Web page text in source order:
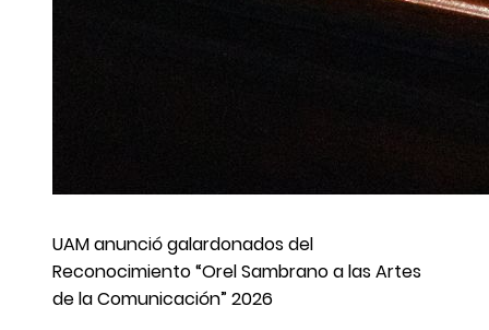
UAM anunció galardonados del
Reconocimiento “Orel Sambrano a las Artes
de la Comunicación” 2026